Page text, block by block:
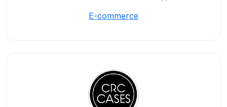
E-commerce